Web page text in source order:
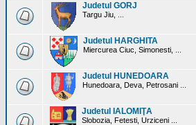
Judetul GORJ
Targu Jiu, ...
Judetul HARGHITA
Miercurea Ciuc, Simonesti, ...
Judetul HUNEDOARA
Hunedoara, Deva, Petrosani ...
Judetul IALOMIŢA
Slobozia, Fetesti, Urziceni ...